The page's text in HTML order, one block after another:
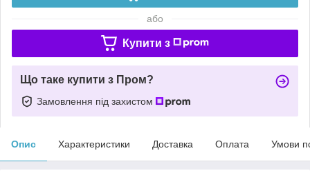
або
Купити з
Що таке купити з Пром?
Замовлення під захистом
Опис Характеристики Доставка Оплата Умови